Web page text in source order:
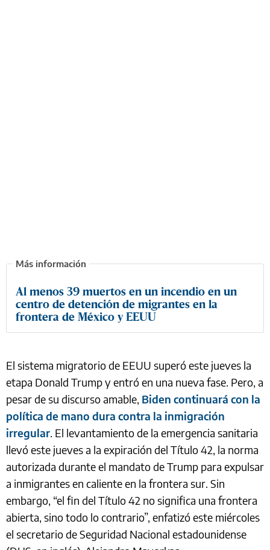
Al menos 39 muertos en un incendio en un
centro de detención de migrantes en la
frontera de México y EEUU
El sistema migratorio de EEUU superó este jueves la
etapa Donald Trump y entró en una nueva fase. Pero, a
pesar de su discurso amable, Biden continuará con la
política de mano dura contra la inmigración
irregular. El levantamiento de la emergencia sanitaria
llevó este jueves a la expiración del Título 42, la norma
autorizada durante el mandato de Trump para expulsar
a inmigrantes en caliente en la frontera sur. Sin
embargo, “el fin del Título 42 no significa una frontera
abierta, sino todo lo contrario”, enfatizó este miércoles
el secretario de Seguridad Nacional estadounidense